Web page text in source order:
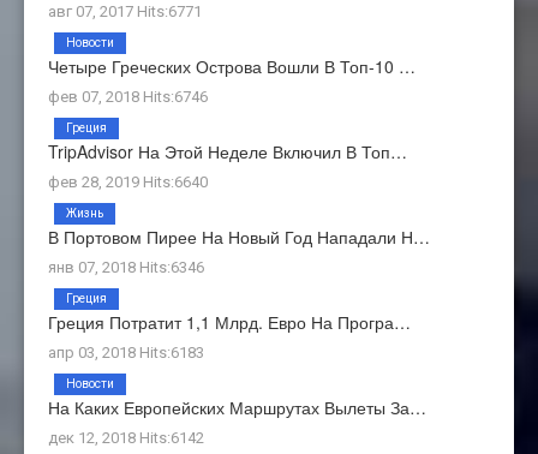
авг 07, 2017 Hits:6771
Четыре Греческих Острова Вошли В Топ-10 …
фев 07, 2018 Hits:6746
Новости
TripAdvisor На Этой Неделе Включил В Топ…
фев 28, 2019 Hits:6640
Греция
В Портовом Пирее На Новый Год Нападали Н…
янв 07, 2018 Hits:6346
Жизнь
Греция Потратит 1,1 Млрд. Евро На Програ…
апр 03, 2018 Hits:6183
Греция
На Каких Европейских Маршрутах Вылеты За…
дек 12, 2018 Hits:6142
Новости